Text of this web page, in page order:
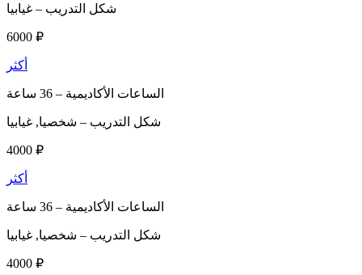
شكل التدريب – غيابيا
6000 ₽
أكثر
الساعات الأكاديمية –
شكل التدريب – شخصيا, غيابيا
4000 ₽
أكثر
الساعات الأكاديمية –
شكل التدريب – شخصيا, غيابيا
4000 ₽